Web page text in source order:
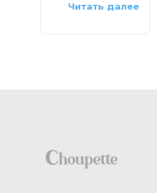
Читать далее